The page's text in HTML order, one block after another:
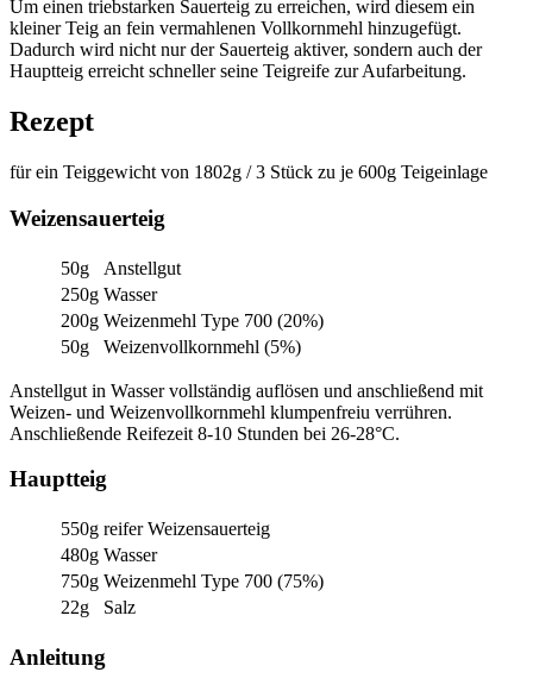
Um einen triebstarken Sauerteig zu erreichen, wird diesem ein
kleiner Teig an fein vermahlenen Vollkornmehl hinzugefügt.
Dadurch wird nicht nur der Sauerteig aktiver, sondern auch der
Hauptteig erreicht schneller seine Teigreife zur Aufarbeitung.
Rezept
für ein Teiggewicht von 1802g / 3 Stück zu je 600g Teigeinlage
Weizensauerteig
50g
Anstellgut
250g Wasser
200g Weizenmehl Type 700 (20%)
50g
Weizenvollkornmehl (5%)
Anstellgut in Wasser vollständig auflösen und anschließend mit
Weizen- und Weizenvollkornmehl klumpenfreiu verrühren.
Anschließende Reifezeit 8-10 Stunden bei 26-28°C.
Hauptteig
550g reifer Weizensauerteig
480g Wasser
750g Weizenmehl Type 700 (75%)
22g
Salz
Anleitung